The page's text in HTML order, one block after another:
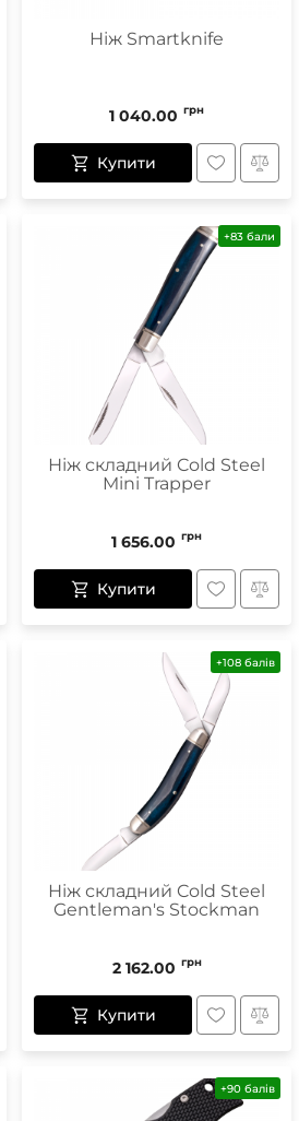
Ніж Smartknife
1 040.00 грн
Купити
+83 бали
Ніж складний Cold Steel
Mini Trapper
1 656.00 грн
Купити
+108 балів
Ніж складний Cold Steel
Gentleman's Stockman
2 162.00 грн
Купити
+90 балів